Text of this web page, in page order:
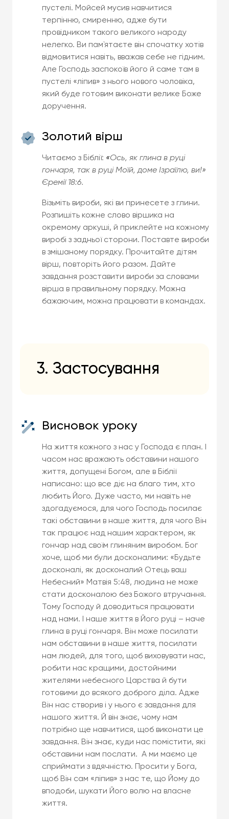
пустелі. Мойсей мусив навчитися
терпінню, смиренню, адже бути
провідником такого великого народу
нелегко. Ви пам`ятаєте він спочатку хотів
відмовитися навіть, вважав себе не гідним.
Але Господь заспокоїв його й саме там в
пустелі «ліпив» з нього нового чоловіка,
який буде готовим виконати велике Боже
доручення.
Золотий вірш
Читаємо з Біблії: «Ось, як глина в руці
гончаря, так в руці Моїй, доме Ізраїлю, ви!»
Єремії 18:6.
Візьміть вироби, які ви принесете з глини.
Розпишіть кожне слово віршика на
окремому аркуші, й приклейте на кожному
виробі з задньої сторони. Поставте вироби
в змішаному порядку. Прочитайте дітям
вірш, повторіть його разом. Дайте
завдання розставити вироби за словами
вірша в правильному порядку. Можна
бажаючим, можна працювати в командах.
3. Застосування
Висновок уроку
На життя кожного з нас у Господа є план. І
часом нас вражають обставини нашого
життя, допущені Богом, але в Біблії
написано: що все діє на благо тим, хто
любить Його. Дуже часто, ми навіть не
здогадуємося, для чого Господь посилає
такі обставини в наше життя, для чого Він
так працює над нашим характером, як
гончар над своїм глиняним виробом. Бог
хоче, щоб ми були досконалими: «Будьте
досконалі, як досконалий Отець ваш
Небесний» Матвія 5:48, людина не може
стати досконалою без Божого втручання.
Тому Господу й доводиться працювати
над нами. І наше життя в Його руці – наче
глина в руці гончаря. Він може посилати
нам обставини в наше життя, посилати
нам людей, для того, щоб виховувати нас,
робити нас кращими, достойними
жителями небесного Царства й бути
готовими до всякого доброго діла. Адже
Він нас створив і у нього є завдання для
нашого життя. Й він знає, чому нам
потрібно ще навчитися, щоб виконати це
завдання. Він знає, куди нас помістити, які
обставини нам послати. А ми маємо це
сприймати з вдячністю. Просити у Бога,
щоб Він сам «ліпив» з нас те, що Йому до
вподоби, шукати Його волю на власне
життя.